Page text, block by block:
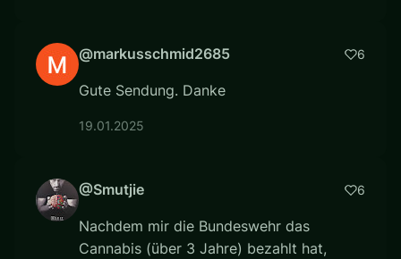
@markusschmid2685 6
Gute Sendung. Danke
19.01.2025
@Smutjie 6
Nachdem mir die Bundeswehr das
Cannabis (über 3 Jahre) bezahlt hat,